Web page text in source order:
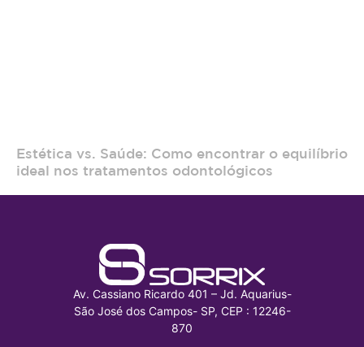
Estética vs. Saúde: Como encontrar o equilíbrio
ideal nos tratamentos odontológicos
Av. Cassiano Ricardo 401 – Jd. Aquarius-
São José dos Campos- SP, CEP : 12246-
870